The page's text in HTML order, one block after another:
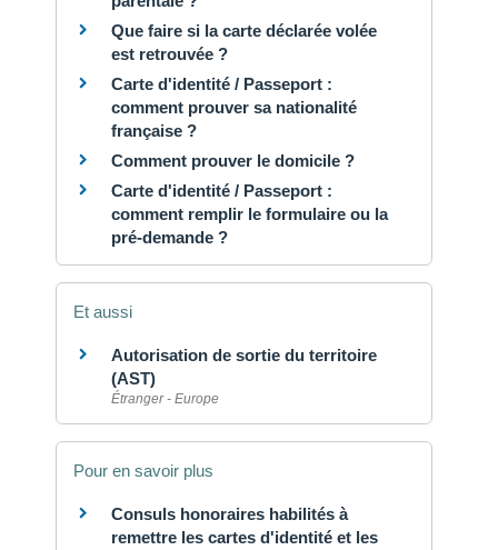
Que faire si la carte déclarée volée
est retrouvée ?
Carte d'identité / Passeport :
comment prouver sa nationalité
française ?
Comment prouver le domicile ?
Carte d'identité / Passeport :
comment remplir le formulaire ou la
pré-demande ?
Et aussi
Autorisation de sortie du territoire
(AST)
Étranger - Europe
Pour en savoir plus
Consuls honoraires habilités à
remettre les cartes d'identité et les